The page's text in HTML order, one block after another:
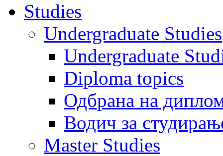
Studies
Undergraduate Studies
Undergraduate
Diploma topics
Одбрана на
Водич за
Master Studies